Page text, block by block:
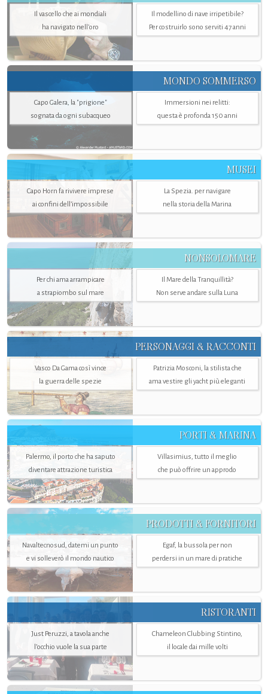
Il vascello che ai mondiali
ha navigato nell’oro
Il modellino di nave irripetibile?
Per costruirlo sono serviti 47 anni
MONDO SOMMERSO
Capo Galera, la "prigione"
sognata da ogni subacqueo
Immersioni nei relitti:
questa è profonda 150 anni
MUSEI
Capo Horn fa rivivere imprese
ai confini dell’impossibile
La Spezia. per navigare
nella storia della Marina
NONSOLOMARE
Per chi ama arrampicare
a strapiombo sul mare
Il Mare della Tranquillità?
Non serve andare sulla Luna
PERSONAGGI & RACCONTI
Vasco Da Gama così vince
la guerra delle spezie
Patrizia Mosconi, la stilista che
ama vestire gli yacht più eleganti
PORTI & MARINA
Palermo, il porto che ha saputo
diventare attrazione turistica
Villasimius, tutto il meglio
che può offrire un approdo
PRODOTTI & FORNITORI
Navaltecnosud, datemi un punto
e vi solleverò il mondo nautico
Egaf, la bussola per non
perdersi in un mare di pratiche
RISTORANTI
Just Peruzzi, a tavola anche
l’occhio vuole la sua parte
Chameleon Clubbing Stintino,
il locale dai mille volti